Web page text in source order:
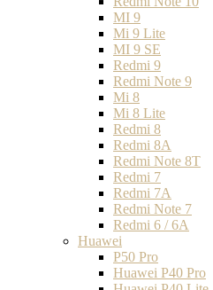
MI 9
Mi 9 Lite
MI 9 SE
Redmi 9
Redmi Note 9
Mi 8
Mi 8 Lite
Redmi 8
Redmi 8A
Redmi Note 8T
Redmi 7
Redmi 7A
Redmi Note 7
Redmi 6 / 6A
Huawei
P50 Pro
Huawei P40 Pro